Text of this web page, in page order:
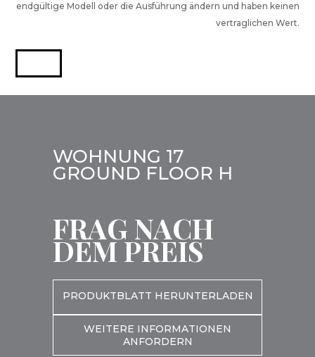
endgültige Modell oder die Ausführung ändern und haben keinen
vertraglichen Wert.
WOHNUNG 17
GROUND FLOOR H
FRAG NACH
DEM PREIS
PRODUKTBLATT HERUNTERLADEN
WEITERE INFORMATIONEN
ANFORDERN